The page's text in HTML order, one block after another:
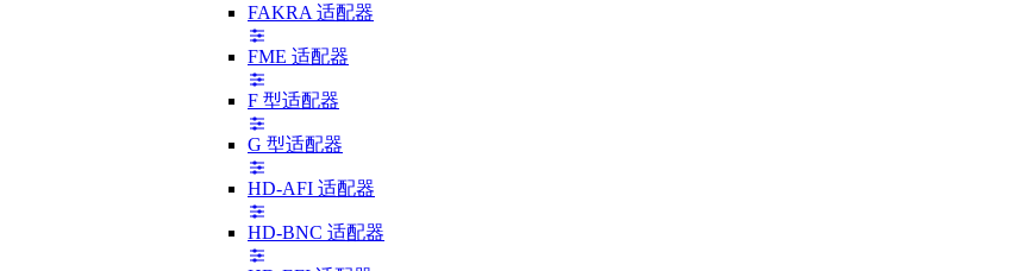
FAKRA 适配器
FME 适配器
F 型适配器
G 型适配器
HD-AFI 适配器
HD-BNC 适配器